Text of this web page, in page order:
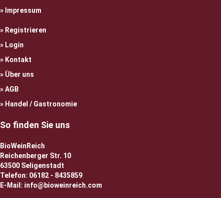
Impressum
Registrieren
Login
Kontakt
Über uns
AGB
Handel / Gastronomie
So finden Sie uns
BioWeinReich
Reichenberger Str. 10
63500 Seligenstadt
Telefon: 06182 - 8435859
E-Mail: info@bioweinreich.com